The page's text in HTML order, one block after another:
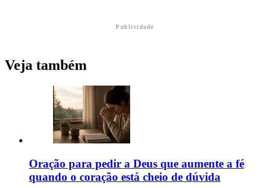
Publicidade
Veja também
Oração para pedir a Deus que aumente a fé
quando o coração está cheio de dúvida